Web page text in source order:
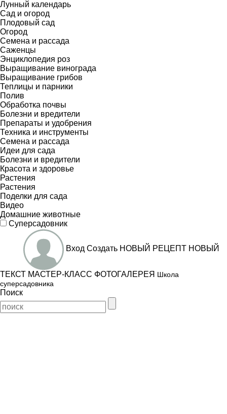
Лунный календарь
Сад и огород
Плодовый сад
Огород
Семена и рассада
Саженцы
Энциклопедия роз
Выращивание винограда
Выращивание грибов
Теплицы и парники
Полив
Обработка почвы
Болезни и вредители
Препараты и удобрения
Техника и инструменты
Семена и рассада
Идеи для сада
Болезни и вредители
Красота и здоровье
Растения
Растения
Поделки для сада
Видео
Домашние животные
Суперсадовник
Вход Создать НОВЫЙ РЕЦЕПТ НОВЫЙ
ТЕКСТ МАСТЕР-КЛАСС ФОТОГАЛЕРЕЯ Школа
суперсадовника
Поиск